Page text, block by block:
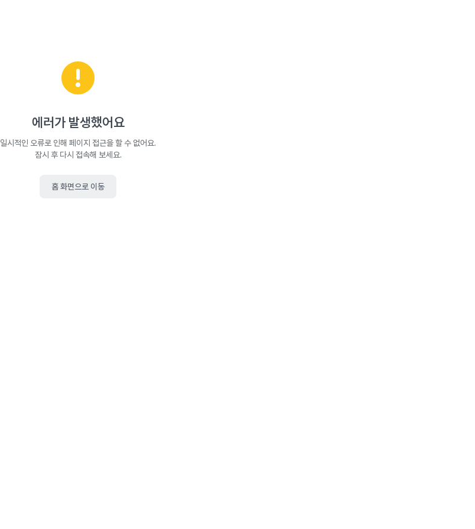
에러가 발생했어요
일시적인 오류로 인해 페이지 접근을 할 수 없어요.
잠시 후 다시 접속해 보세요.
홈 화면으로 이동